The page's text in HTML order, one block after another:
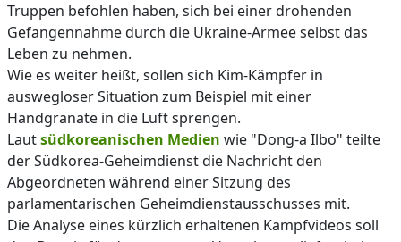
Truppen befohlen haben, sich bei einer drohenden
Gefangennahme durch die Ukraine-Armee selbst das
Leben zu nehmen.
Wie es weiter heißt, sollen sich Kim-Kämpfer in
auswegloser Situation zum Beispiel mit einer
Handgranate in die Luft sprengen.
Lautsüdkoreanischen Medien wie "Dong-a Ilbo" teilte
der Südkorea-Geheimdienst die Nachricht den
Abgeordneten während einer Sitzung des
parlamentarischen Geheimdienstausschusses mit.
Die Analyse eines kürzlich erhaltenen Kampfvideos soll